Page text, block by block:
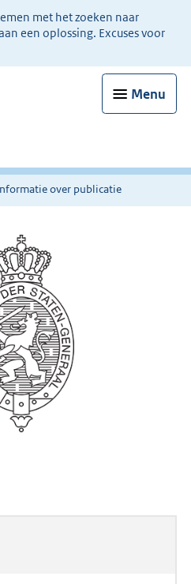
met het zoeken naar
een oplossing. Excuses voor
Menu
over publicatie